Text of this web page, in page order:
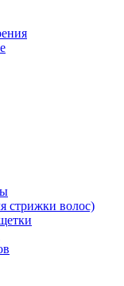
стрижки волос)